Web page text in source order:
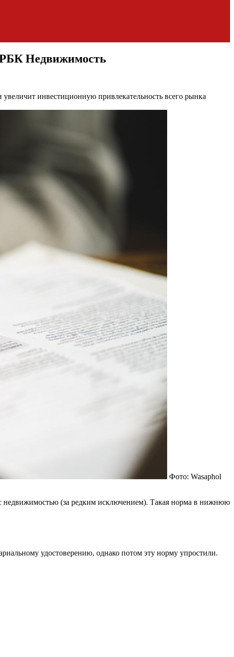
РБК Недвижимость
инвестиционную привлекательность всего рынка
Фото: Wasaphol
с недвижимостью (за редким исключением). Такая норма в нижнюю
удостоверению, однако потом эту норму упростили.